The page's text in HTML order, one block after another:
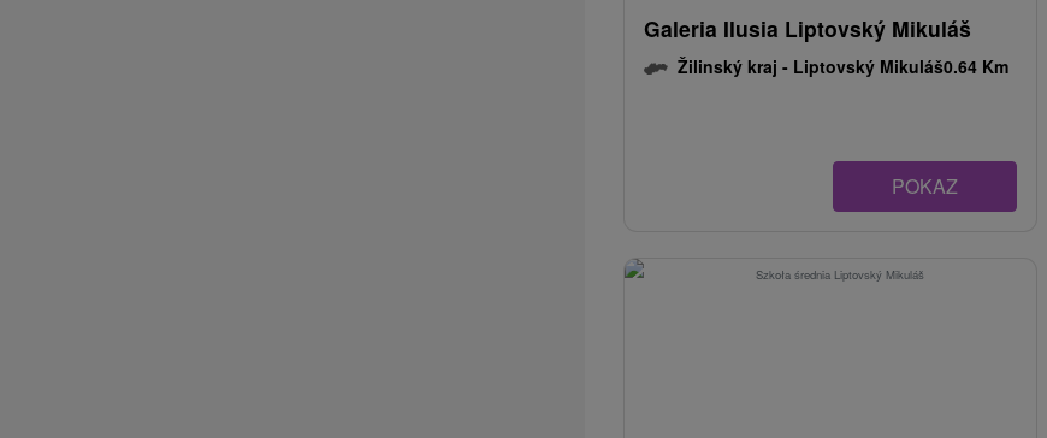
Galeria Ilusia Liptovský Mikuláš
Žilinský kraj - Liptovský Mikuláš0.64 Km
POKAZ